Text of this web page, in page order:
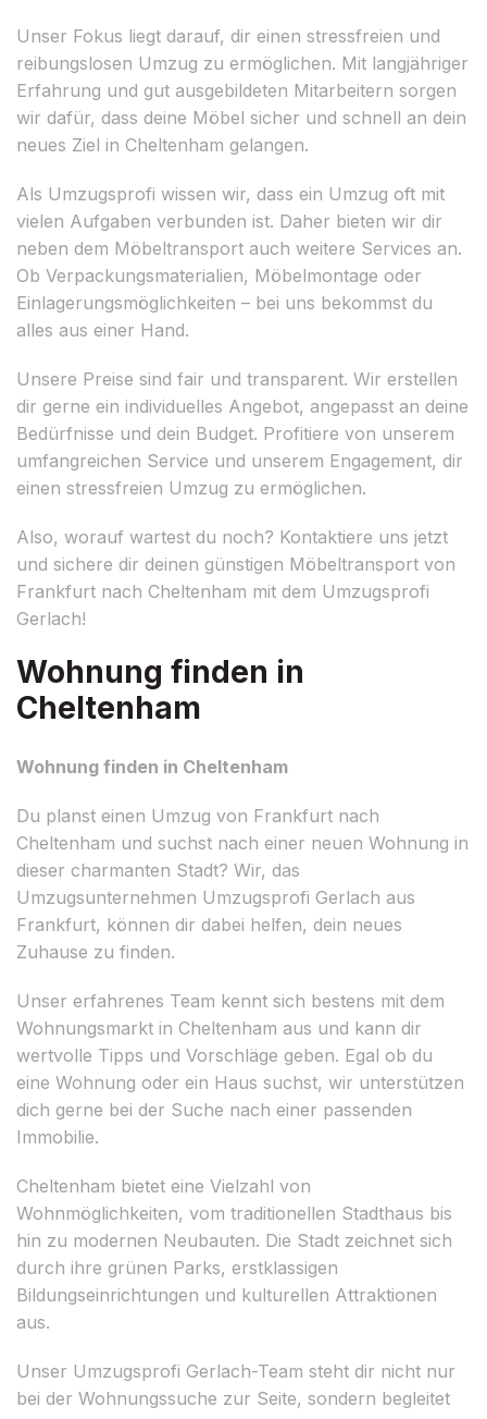
Unser Fokus liegt darauf, dir einen stressfreien und
reibungslosen Umzug zu ermöglichen. Mit langjähriger
Erfahrung und gut ausgebildeten Mitarbeitern sorgen
wir dafür, dass deine Möbel sicher und schnell an dein
neues Ziel in Cheltenham gelangen.
Als Umzugsprofi wissen wir, dass ein Umzug oft mit
vielen Aufgaben verbunden ist. Daher bieten wir dir
neben dem Möbeltransport auch weitere Services an.
Ob Verpackungsmaterialien, Möbelmontage oder
Einlagerungsmöglichkeiten – bei uns bekommst du
alles aus einer Hand.
Unsere Preise sind fair und transparent. Wir erstellen
dir gerne ein individuelles Angebot, angepasst an deine
Bedürfnisse und dein Budget. Profitiere von unserem
umfangreichen Service und unserem Engagement, dir
einen stressfreien Umzug zu ermöglichen.
Also, worauf wartest du noch? Kontaktiere uns jetzt
und sichere dir deinen günstigen Möbeltransport von
Frankfurt nach Cheltenham mit dem Umzugsprofi
Gerlach!
Wohnung finden in
Cheltenham
Wohnung finden in Cheltenham
Du planst einen Umzug von Frankfurt nach
Cheltenham und suchst nach einer neuen Wohnung in
dieser charmanten Stadt? Wir, das
Umzugsunternehmen Umzugsprofi Gerlach aus
Frankfurt, können dir dabei helfen, dein neues
Zuhause zu finden.
Unser erfahrenes Team kennt sich bestens mit dem
Wohnungsmarkt in Cheltenham aus und kann dir
wertvolle Tipps und Vorschläge geben. Egal ob du
eine Wohnung oder ein Haus suchst, wir unterstützen
dich gerne bei der Suche nach einer passenden
Immobilie.
Cheltenham bietet eine Vielzahl von
Wohnmöglichkeiten, vom traditionellen Stadthaus bis
hin zu modernen Neubauten. Die Stadt zeichnet sich
durch ihre grünen Parks, erstklassigen
Bildungseinrichtungen und kulturellen Attraktionen
aus.
Unser Umzugsprofi Gerlach-Team steht dir nicht nur
bei der Wohnungssuche zur Seite, sondern begleitet